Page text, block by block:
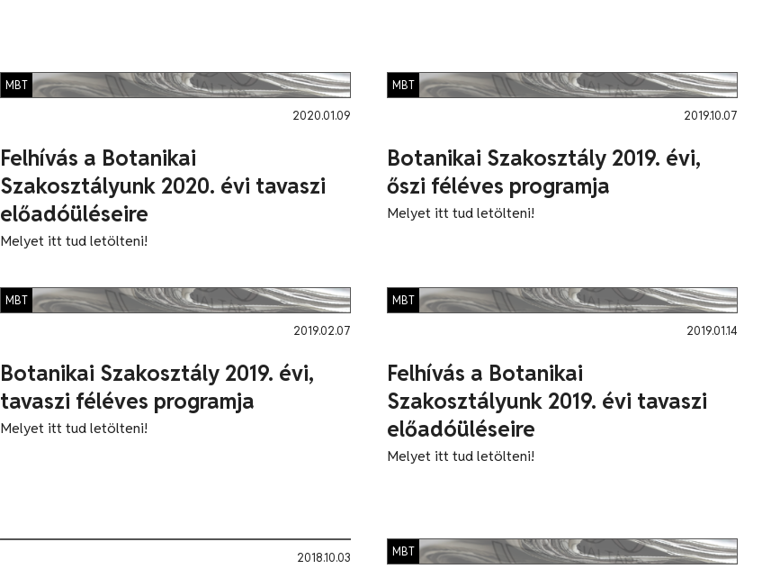
Felhívás a Botanikai
Szakosztályunk 2020. évi tavaszi
előadóüléseire
MBT
2020.01.09
Melyet itt tud letölteni!
Botanikai Szakosztály 2019. évi,
őszi féléves programja
MBT
2019.10.07
Melyet itt tud letölteni!
Botanikai Szakosztály 2019. évi,
tavaszi féléves programja
MBT
2019.02.07
Melyet itt tud letölteni!
Felhívás a Botanikai
Szakosztályunk 2019. évi tavaszi
előadóüléseire
MBT
2019.01.14
Melyet itt tud letölteni!
2018.10.03 MBT